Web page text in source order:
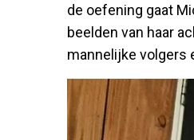
de oefening gaat
beelden van haar
mannelijke volgers